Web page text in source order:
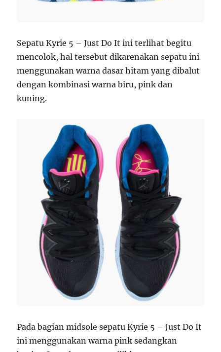
Sepatu Kyrie 5 – Just Do It ini terlihat begitu
mencolok, hal tersebut dikarenakan sepatu ini
menggunakan warna dasar hitam yang dibalut
dengan kombinasi warna biru, pink dan
kuning.
Pada bagian midsole sepatu Kyrie 5 – Just Do It
ini menggunakan warna pink sedangkan